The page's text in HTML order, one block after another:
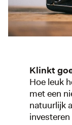
Klinkt
Hoe leuk
met een
natuurlijk